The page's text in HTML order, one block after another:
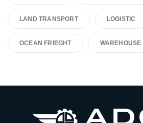
LAND TRANSPORT LOGISTIC
OCEAN FRIEGHT WAREHOUSE